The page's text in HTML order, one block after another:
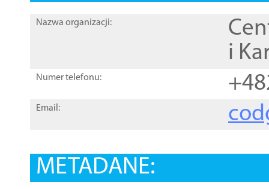
Nazwa organizacji:
i
Numer telefonu:
Email:
METADANE: